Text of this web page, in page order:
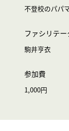
不登校のパパ
ファシリテー
駒井亨衣
参加費
1,000円